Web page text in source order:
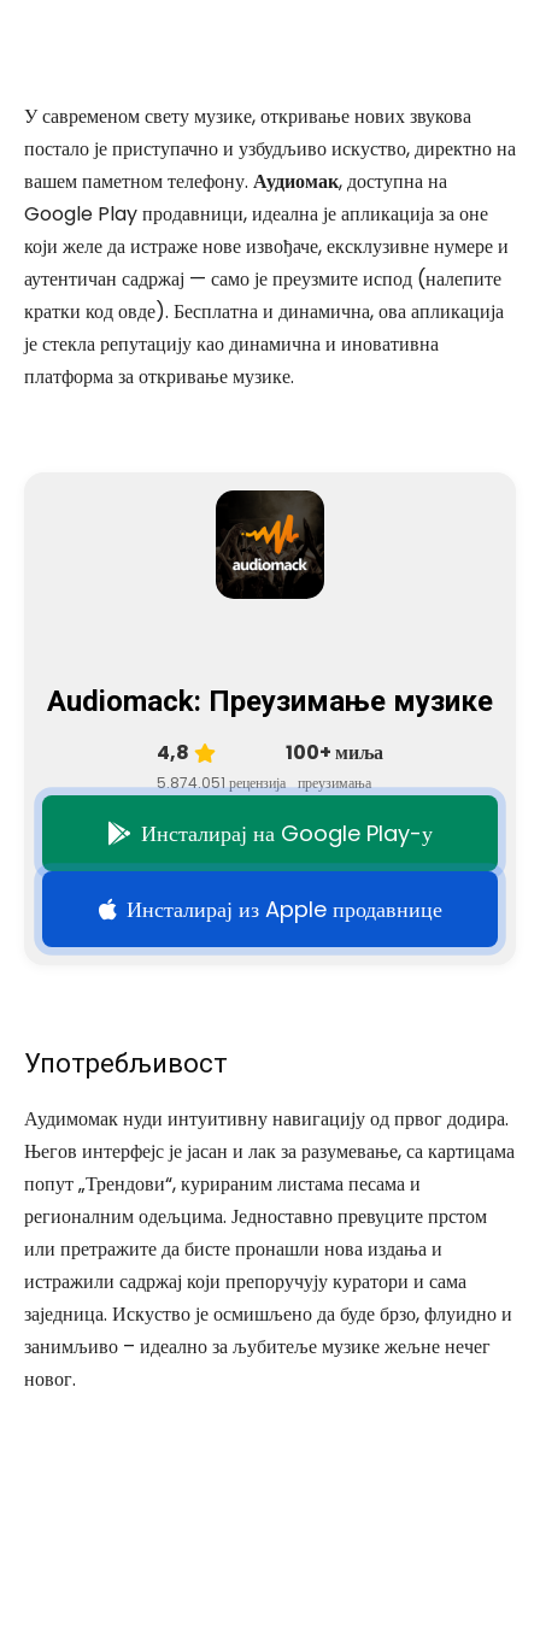
У савременом свету музике, откривање нових звукова
постало је приступачно и узбудљиво искуство, директно на
вашем паметном телефону. Аудиомак, доступна на
Google Play продавници, идеална је апликација за оне
који желе да истраже нове извођаче, ексклузивне нумере и
аутентичан садржај — само је преузмите испод (налепите
кратки код овде). Бесплатна и динамична, ова апликација
је стекла репутацију као динамична и иновативна
платформа за откривање музике.
Audiomack: Преузимање музике
4,8
5.874.051 рецензија
100+ миља
преузимања
Инсталирај на Google Play-у
Инсталирај из Apple продавнице
Употребљивост
Аудимомак нуди интуитивну навигацију од првог додира.
Његов интерфејс је јасан и лак за разумевање, са картицама
попут „Трендови“, курираним листама песама и
регионалним одељцима. Једноставно превуците прстом
или претражите да бисте пронашли нова издања и
истражили садржај који препоручују куратори и сама
заједница. Искуство је осмишљено да буде брзо, флуидно и
занимљиво – идеално за љубитеље музике жељне нечег
новог.